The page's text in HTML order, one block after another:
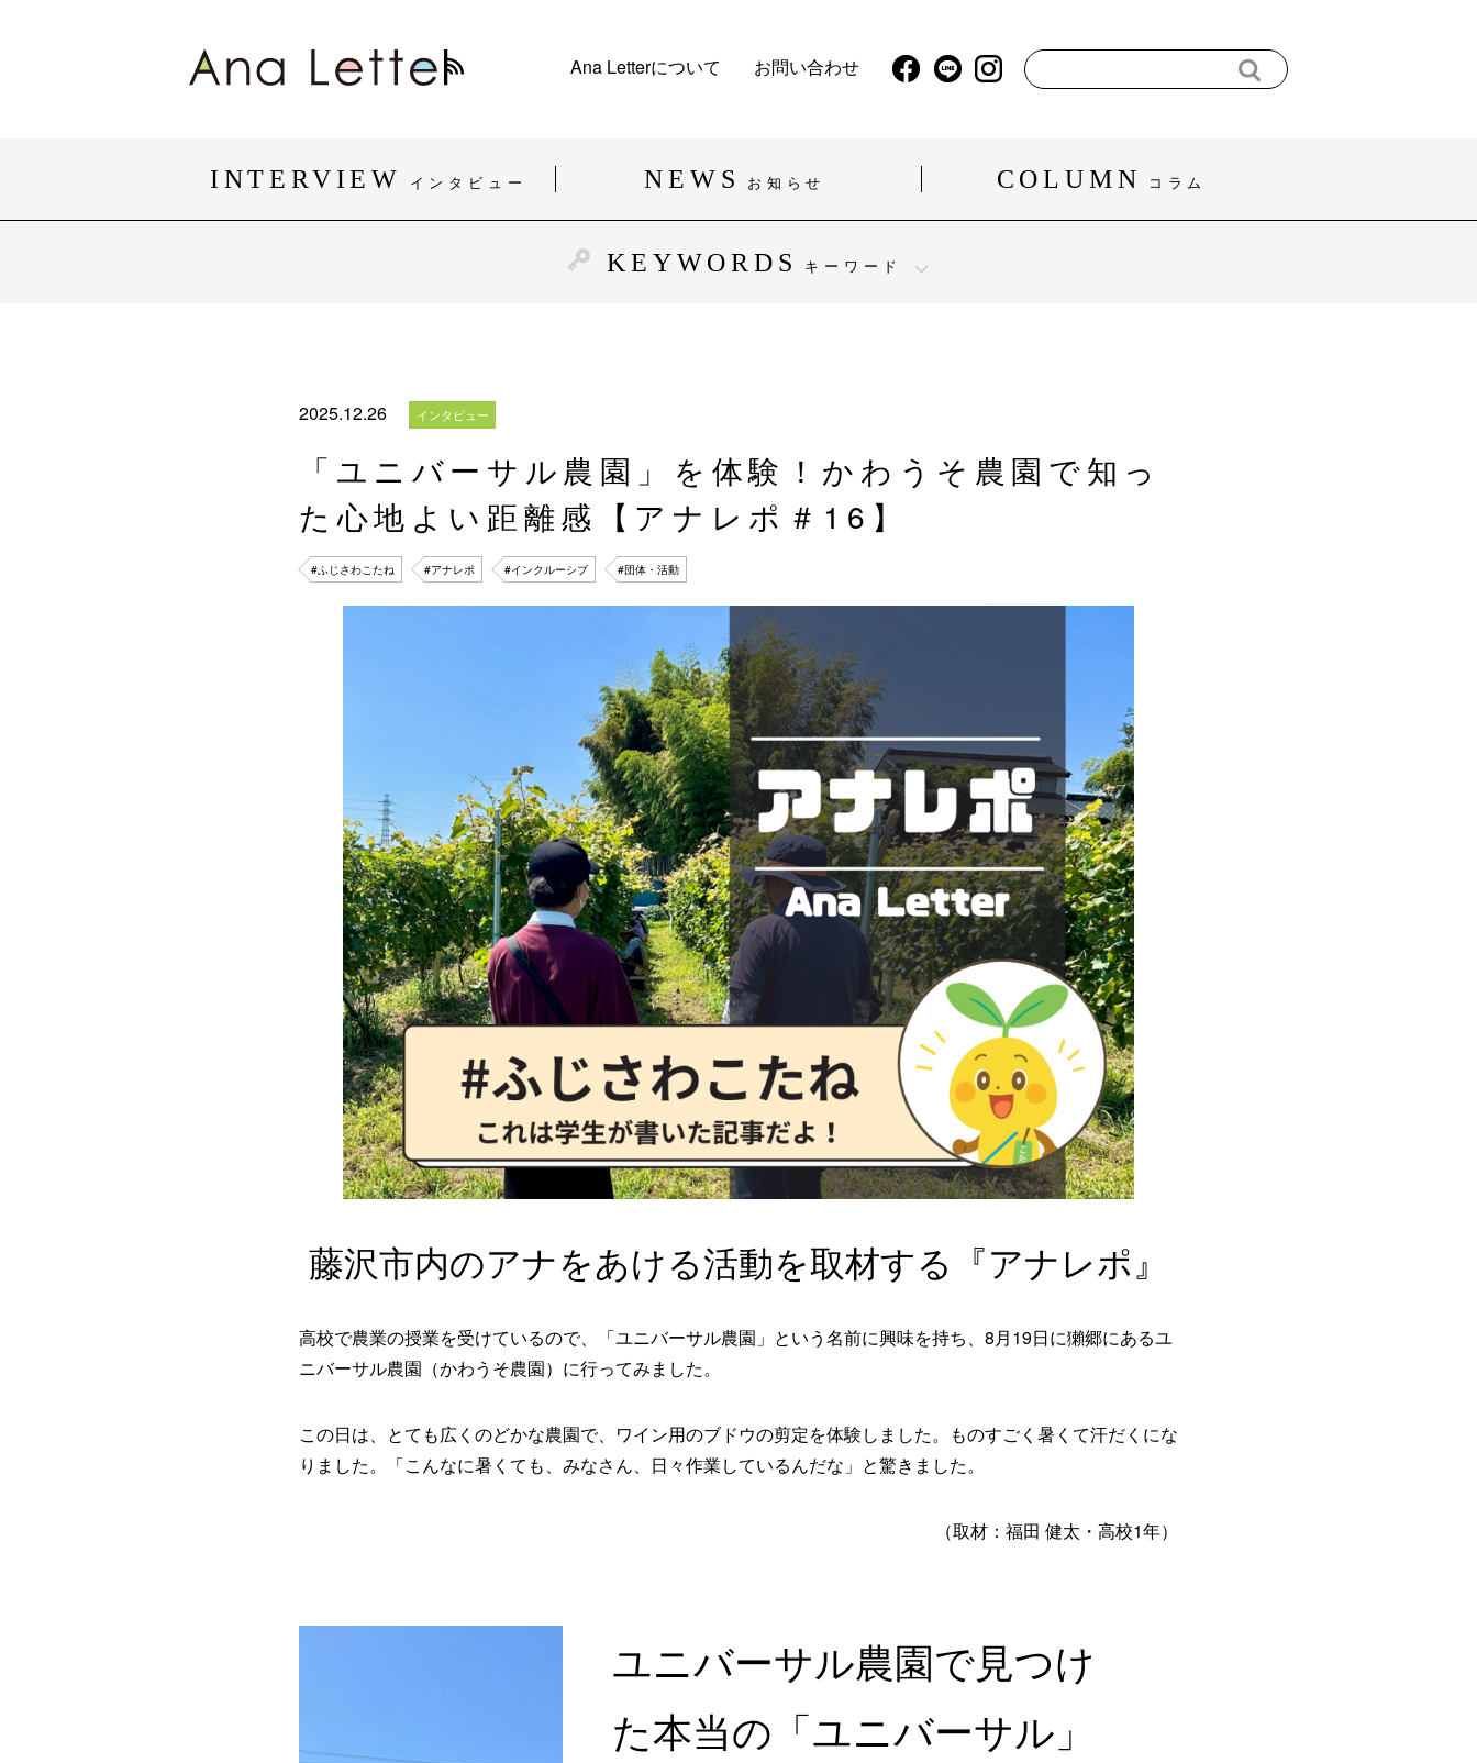
Ana Letterについて お問い合わせ
INTERVIEW インタビュー NEWS お知らせ COLUMN コラム
KEYWORDS キーワード
2025.12.26 インタビュー
「ユニバーサル農園」を体験！かわうそ農園で知っ
た心地よい距離感【アナレポ＃16】
#ふじさわこたね #アナレポ #インクルーシブ #団体・活動
藤沢市内のアナをあける活動を取材する『アナレポ』
高校で農業の授業を受けているので、「ユニバーサル農園」という名前に興味を持ち、8月19日に獺郷にあるユ
ニバーサル農園（かわうそ農園）に行ってみました。
この日は、とても広くのどかな農園で、ワイン用のブドウの剪定を体験しました。ものすごく暑くて汗だくにな
りました。「こんなに暑くても、みなさん、日々作業しているんだな」と驚きました。
（取材：福田 健太・高校1年）
ユニバーサル農園で見つけ
た本当の「ユニバーサル」